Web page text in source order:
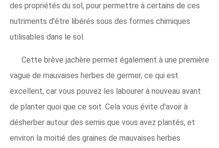
des propriétés du sol, pour permettre à certains de ces
nutriments d'être libérés sous des formes chimiques
utilisables dans le sol.
Cette brève jachère permet également à une première
vague de mauvaises herbes de germer, ce qui est
excellent, car vous pouvez les labourer à nouveau avant
de planter quoi que ce soit. Cela vous évite d'avoir à
désherber autour des semis que vous avez plantés, et
environ la moitié des graines de mauvaises herbes